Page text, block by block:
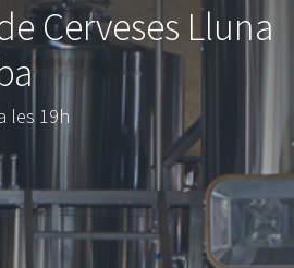
Cerveses Lluna
les 19h